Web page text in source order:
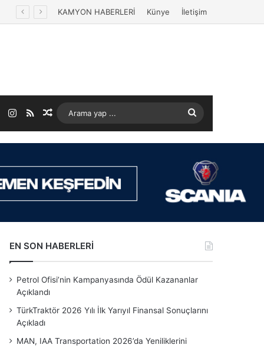
KAMYON HABERLERİ Künye İletişim
Instagram
RSSRastgele Makale
Arama
yap
EN SON HABERLERİ
Petrol Ofisi’nin Kampanyasında Ödül Kazananlar
Açıklandı
TürkTraktör 2026 Yılı İlk Yarıyıl Finansal Sonuçlarını
Açıkladı
MAN, IAA Transportation 2026’da Yeniliklerini